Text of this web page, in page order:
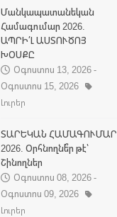
Մանկապատանեկան
Համագումար 2026.
ԱՊՐԻ՛Լ ԱՍՏՈՒԾՈՅ
ԽՕՍՔԸ
Օգոստոս 13, 2026 -
Օգոստոս 15, 2026
Լուրեր
ՏԱՐԵԿԱՆ ՀԱՄԱԳՈՒՄԱՐ
2026. Օրհնողնե՞ր թէ՝
Շինողներ
Օգոստոս 08, 2026 -
Օգոստոս 09, 2026
Լուրեր